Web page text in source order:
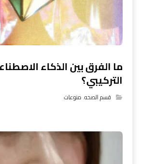
ما الفرق بين الذكاء
التركيبي؟
قسم الصحه,منوعات